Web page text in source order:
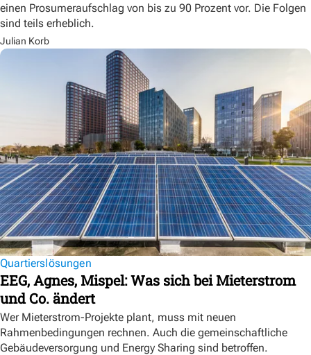
einen Prosumeraufschlag von bis zu 90 Prozent vor. Die Folgen
sind teils erheblich.
Julian Korb
Quartierslösungen
EEG, Agnes, Mispel: Was sich bei Mieterstrom
und Co. ändert
Wer Mieterstrom-Projekte plant, muss mit neuen
Rahmenbedingungen rechnen. Auch die gemeinschaftliche
Gebäudeversorgung und Energy Sharing sind betroffen.